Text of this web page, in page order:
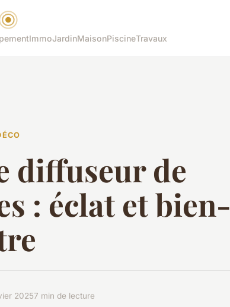
ImmoJardinMaisonPiscineTravaux
diffuseur de
: éclat et bien-
20257 min de lecture